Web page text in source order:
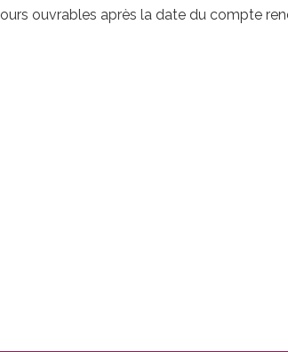
ouvrables après la date du compte